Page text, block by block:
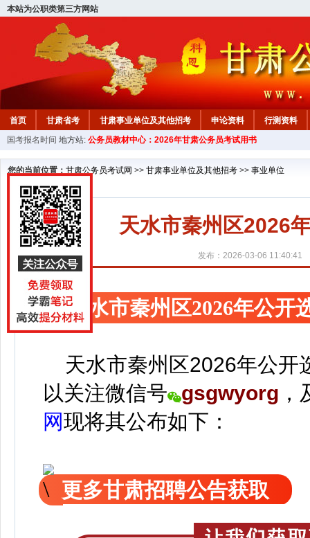
本站为公职类第三方网站
首页 甘肃省考 甘肃事业单位及其他招考 申论资料
行测资料
国考报名时间 地方站: 公务员教材中心：2026年甘肃公务员考试用书
您的当前位置： 甘肃公务员考试网 >> 甘肃事业单位及其他招考 >> 事业单位
天水市秦州区2026
发布：2026-03-06 11:40:41
天水市秦州区2026年公开
天水市秦州区2026年公开
以关注微信号 gsgwyorg ，
网现将其公布如下：
更多甘肃招聘公告获取